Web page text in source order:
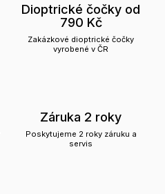
Dioptrické čočky od
790 Kč
Zakázkové dioptrické čočky
vyrobené v ČR
Záruka 2 roky
Poskytujeme 2 roky záruku a
servis